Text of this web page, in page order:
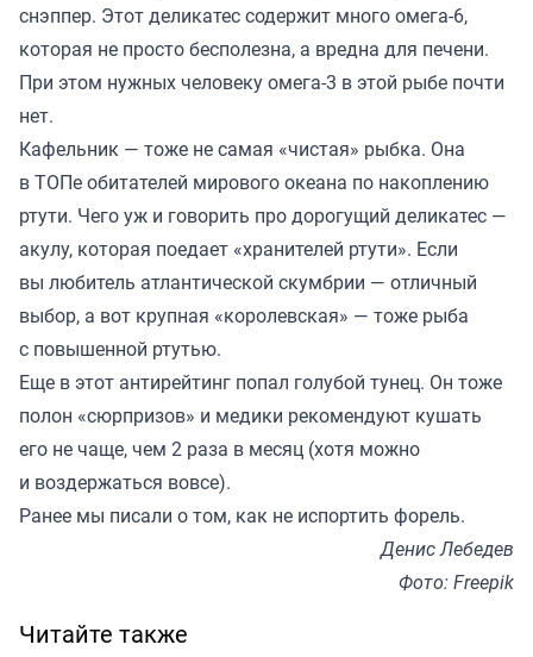
снэппер. Этот деликатес содержит много омега-6,
которая не просто бесполезна, а вредна для печени.
При этом нужных человеку омега-3 в этой рыбе почти
нет.
Кафельник — тоже не самая «чистая» рыбка. Она
в ТОПе обитателей мирового океана по накоплению
ртути. Чего уж и говорить про дорогущий деликатес —
акулу, которая поедает «хранителей ртути». Если
вы любитель атлантической скумбрии — отличный
выбор, а вот крупная «королевская» — тоже рыба
с повышенной ртутью.
Еще в этот антирейтинг попал голубой тунец. Он тоже
полон «сюрпризов» и медики рекомендуют кушать
его не чаще, чем 2 раза в месяц (хотя можно
и воздержаться вовсе).
Ранее мы писали о том, как не испортить форель.
Денис Лебедев
Фото: Freepik
Читайте также